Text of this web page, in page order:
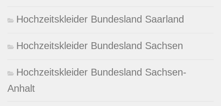
Hochzeitskleider Bundesland Saarland
Hochzeitskleider Bundesland Sachsen
Hochzeitskleider Bundesland Sachsen-
Anhalt